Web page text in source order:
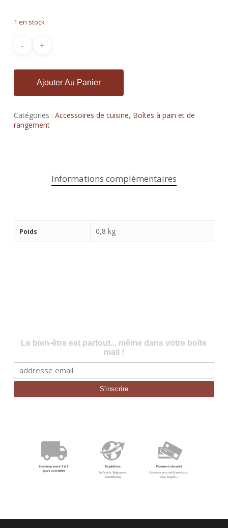
1 en stock
Ajouter Au Panier
Catégories : Accessoires de cuisine, Boîtes à pain et de
rangement
Informations complémentaires
Poids 0,8 kg
Le bien-être est partout... même dans votre boîte
mail !